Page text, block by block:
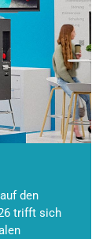
den
trifft sich